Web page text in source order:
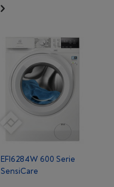
EFI6284W 600 Serie
SensiCare